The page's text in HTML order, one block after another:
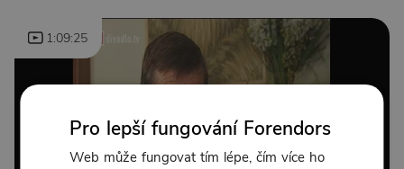
1:09:25
Pro lepší fungování Forendors
Web může fungovat tím lépe, čím více ho